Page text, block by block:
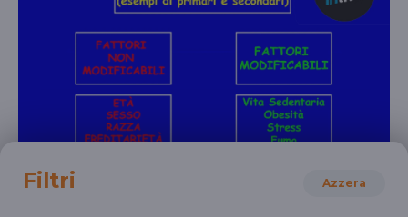
SCIENZE MOTORIE
Filtri Azzera